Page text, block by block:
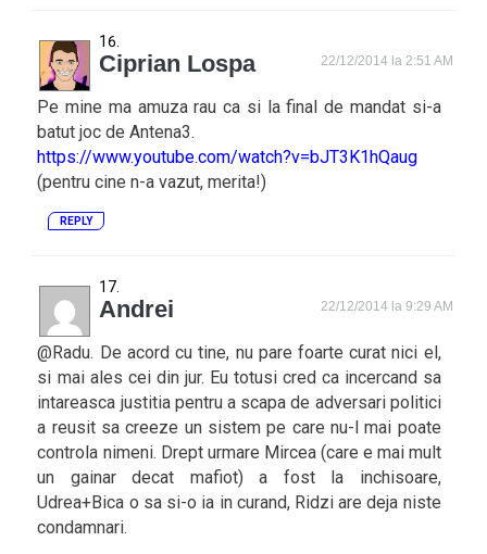
Ciprian Lospa 22/12/2014 la 2:51 AM
Pe mine ma amuza rau ca si la final de mandat si-a
batut joc de Antena3.
https://www.youtube.com/watch?v=bJT3K1hQaug
(pentru cine n-a vazut, merita!)
REPLY
Andrei 22/12/2014 la 9:29 AM
@Radu. De acord cu tine, nu pare foarte curat nici el,
si mai ales cei din jur. Eu totusi cred ca incercand sa
intareasca justitia pentru a scapa de adversari politici
a reusit sa creeze un sistem pe care nu-l mai poate
controla nimeni. Drept urmare Mircea (care e mai mult
un gainar decat mafiot) a fost la inchisoare,
Udrea+Bica o sa si-o ia in curand, Ridzi are deja niste
condamnari.